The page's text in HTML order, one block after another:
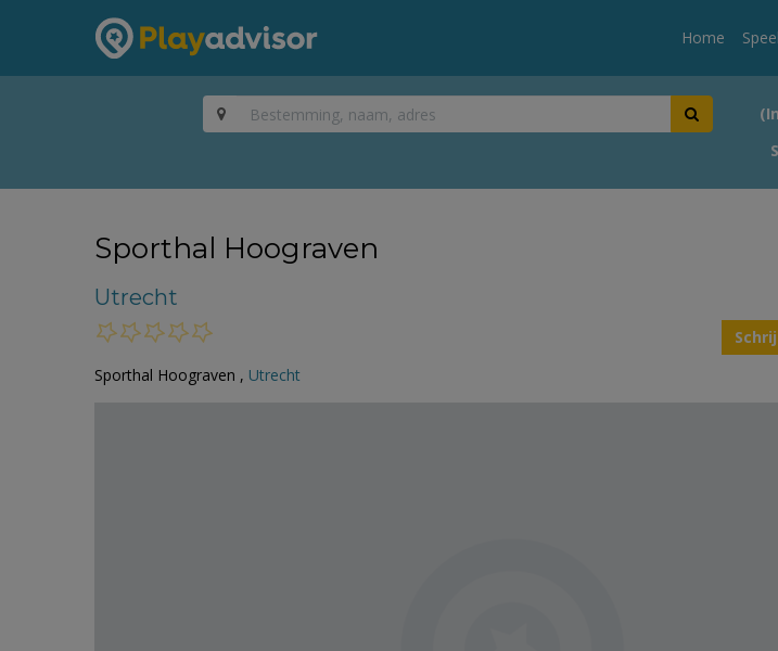
Home
Sporthal Hoograven
Utrecht
Sporthal Hoograven , Utrecht